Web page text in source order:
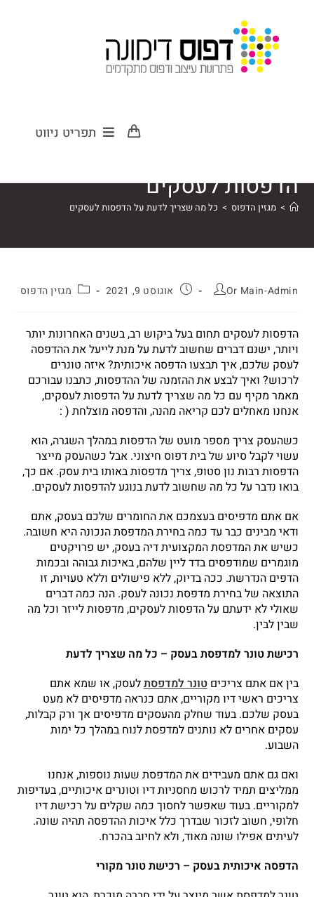
תפריט ניווט
הדפסות לעסקים
> מגזין הדפוס > כל מה שצריך לדעת על הדפסות לעסקים
Or Main-Admin אוגוסט 9, 2021 מגזין הדפוס
הדפסות לעסקים תחום בעל ביקוש רב, בשנים האחרונות יותר
ויותר, ישנם דברים שחשוב לדעת על מנת לייעל את ההדפסה
לעסק שלכם, איך תבצעו הדפסה איכותית? איזה טונרים
לרכוש? ואיך לבצע את ההזמנה של ההדפסות, כתבנו עבורכם
מאמר מקיף עם כל מה שצריך לדעת על הדפסות לעסקים,
אנחנו מאחלים לכם קריאה מהנה, והדפסה מוצלחת ( :
כשהעסק צריך מספר מועט של הדפסות במהלך השגרה, הוא
עשוי לקבל סיוע של בית דפוס חיצוני. אבל כשהעסק מייצר
הדפסות רבות נון סטופ, צריך מדפסות באותו בית עסק. אם כך,
בואו נדבר על כל מה שחשוב לדעת בנוגע להדפסות לעסקים.
אם אתם מדפיסים בעצמכם את החומרים שלכם בעסק, אתם
ודאי מבינים כבר עד כמה בחירת המדפסת הנכונה היא חשובה.
כשיש את המדפסת המקצועית דיה בעסק, יש פרויקטים
מוגמרים שמודפסים בדד ליין שלהם, באיכות גבוהה ובכמות
הדפים הנדרשת. ככה בדיוק, ללא פישולים וללא טעויות, זו
התוצאה של בחירת מדפסת נכונה לעסק. הנה כמה דברים
שאולי לא ידעתם על הדפסות לעסקים, מדפסות לייזר וכל מה
שבין לבין.
רכישת טונר למדפסת בעסק – כל מה שצריך לדעת
בין אם אתם צריכיםטונר למדפסתלעסק, או שמא אתם
צריכים ראשי דיו מקוריים, אתם כנראה מדפיסים לא מעט
בעסק שלכם. בעוד שחלק מהעסקים מדפיסים אך ורק קבלות,
עסקים אחרים לא נותנים למדפסת לנוח במהלך כל ימות
השבוע.
ואם גם אתם מעבידים את המדפסת שעות נוספות, אנחנו
ממליצים תמיד לרכוש מחסניות דיו וטונרים איכותיים, בעדיפות
למקוריים. בעוד שאפשר לחסוך כמה שקלים על רכישת דיו
חלופי, חשוב לזכור שבדרך כלל איכות ההדפסה תהיה שונה.
לעיתים אפילו שונה מאוד, ולא לחיוב בהכרח.
הדפסה איכותית בעסק – רכישת טונר מקורי